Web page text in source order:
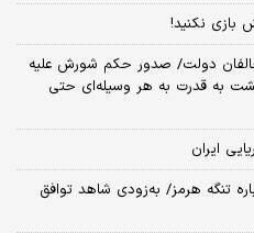
بازی نکنید!
دولت/ صدور حکم شورش علیه
به قدرت به هر وسیله‌ای حتی
ایران
تنگه هرمز/ به‌زودی شاهد توافق